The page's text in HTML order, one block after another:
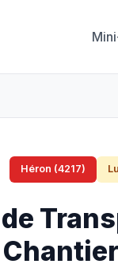
Héron (4217)